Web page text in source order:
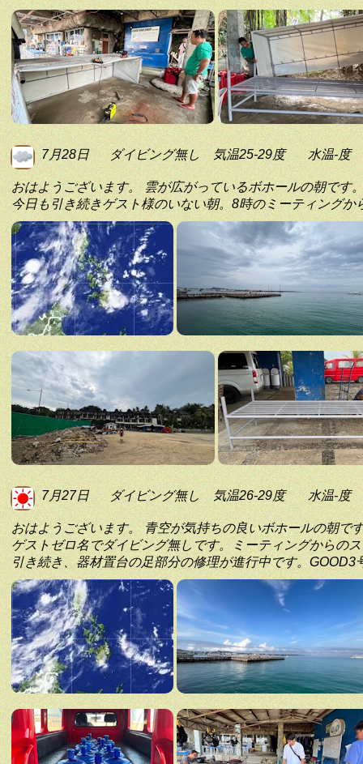
7月28日 ダイビング無し 気温25-29度 水温-度
おはようございます。 雲が広がっているボホールの朝です
今日も引き続きゲスト様のいない朝。8時のミーティングか
7月27日 ダイビング無し 気温26-29度 水温-度
おはようございます。 青空が気持ちの良いボホールの朝で
ゲストゼロ名でダイビング無しです。ミーティングからの
引き続き、器材置台の足部分の修理が進行中です。